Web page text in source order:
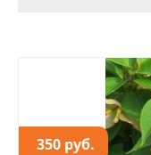
350 руб.